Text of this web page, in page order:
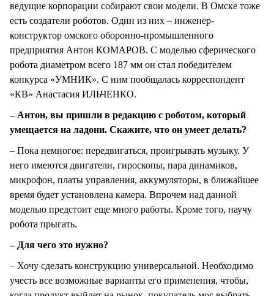
ведущие корпорации собирают свои модели. В Омске тоже
есть создатели роботов. Один из них – инженер-
конструктор омского оборонно-промышленного
предприятия Антон КОМАРОВ. С моделью сферического
робота диаметром всего 187 мм он стал победителем
конкурса «УМНИК». С ним пообщалась корреспондент
«КВ» Анастасия ИЛЬЧЕНКО.
– Антон, вы пришли в редакцию с роботом, который
умещается на ладони. Скажите, что он умеет делать?
– Пока немногое: передвигаться, проигрывать музыку. У
него имеются двигатели, гироскопы, пара динамиков,
микрофон, платы управления, аккумуляторы, в ближайшее
время будет установлена камера. Впрочем над данной
моделью предстоит еще много работы. Кроме того, научу
робота прыгать.
– Для чего это нужно?
– Хочу сделать конструкцию универсальной. Необходимо
учесть все возможные варианты его применения, чтобы,